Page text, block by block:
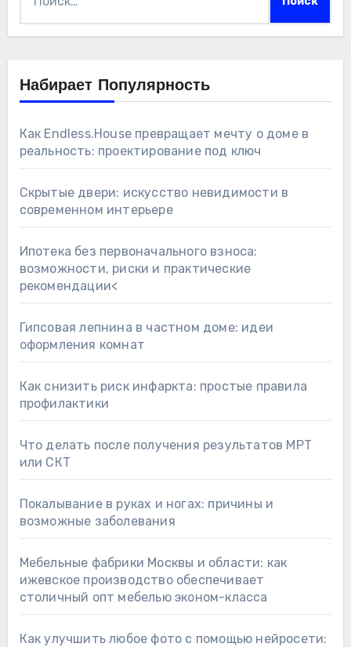
Набирает Популярность
Как Endless.House превращает мечту о доме в
реальность: проектирование под ключ
Скрытые двери: искусство невидимости в
современном интерьере
Ипотека без первоначального взноса:
возможности, риски и практические
рекомендации<
Гипсовая лепнина в частном доме: идеи
оформления комнат
Как снизить риск инфаркта: простые правила
профилактики
Что делать после получения результатов МРТ
или СКТ
Покалывание в руках и ногах: причины и
возможные заболевания
Мебельные фабрики Москвы и области: как
ижевское производство обеспечивает
столичный опт мебелью эконом-класса
Как улучшить любое фото с помощью нейросети: